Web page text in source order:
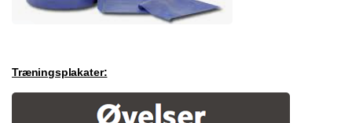
Træningsplakater: